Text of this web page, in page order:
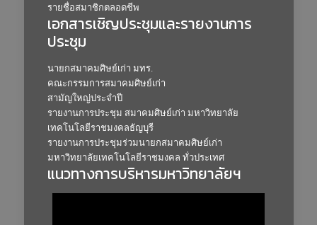
รายชื่อสมาชิกตลอดชีพ
เอกสารเชิญประชุมและรายงานการ
ประชุม
นายกสมาคมศิษย์เก่า มทร.
คณะกรรมการสมาคมศิษย์เก่า
สามัญใหญ่ประจำปี
รายงานการประชุม สมาคมศิษย์เก่า มหาวิทยาลัย
เทคโนโลยีราชมงคลธัญบุรี
รายงานการประชุมร่วมนายกสมาคมศิษย์เก่า
มหาวิทยาลัยเทคโนโลยีราชมงคล ทั่วประเทศ
แนวทางการบริหารมหาวิทยาลัยฯ